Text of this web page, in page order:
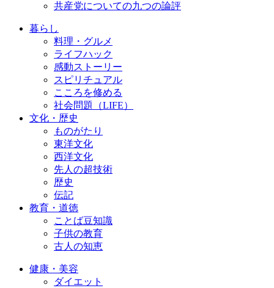
共産党についての九つの論評
暮らし
料理・グルメ
ライフハック
感動ストーリー
スピリチュアル
こころを修める
社会問題（LIFE）
文化・歴史
ものがたり
東洋文化
西洋文化
先人の超技術
歴史
伝記
教育・道徳
ことば豆知識
子供の教育
古人の知恵
健康・美容
ダイエット